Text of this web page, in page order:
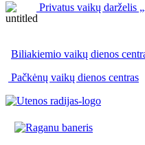
Privatus vaikų darželis
Biliakiemio vaikų dienos
Pačkėnų vaikų dienos centras